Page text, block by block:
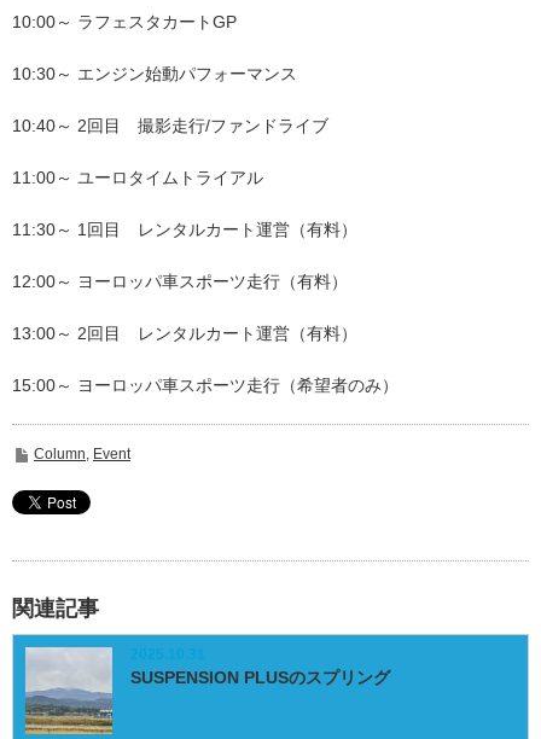
10:00～ ラフェスタカートGP
10:30～ エンジン始動パフォーマンス
10:40～ 2回目 撮影走行/ファンドライブ
11:00～ ユーロタイムトライアル
11:30～ 1回目 レンタルカート運営（有料）
12:00～ ヨーロッパ車スポーツ走行（有料）
13:00～ 2回目 レンタルカート運営（有料）
15:00～ ヨーロッパ車スポーツ走行（希望者のみ）
Column Event
関連記事
2025.10.31
SUSPENSION PLUSのスプリング